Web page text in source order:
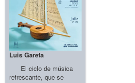
Luis Gareta
El ciclo de música
refrescante, que se